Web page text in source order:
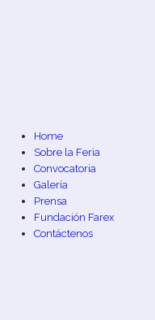
Home
Sobre la Feria
Convocatoria
Galería
Prensa
Fundación Farex
Contáctenos